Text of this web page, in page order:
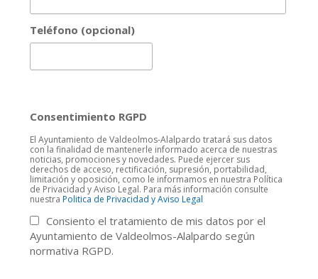
Teléfono (opcional)
Consentimiento RGPD
El Ayuntamiento de Valdeolmos-Alalpardo tratará sus datos
con la finalidad de mantenerle informado acerca de nuestras
noticias, promociones y novedades. Puede ejercer sus
derechos de acceso, rectificación, supresión, portabilidad,
limitación y oposición, como le informamos en nuestra Política
de Privacidad y Aviso Legal. Para más información consulte
nuestra Politica de Privacidad y Aviso Legal
Consiento el tratamiento de mis datos por el
Ayuntamiento de Valdeolmos-Alalpardo según
normativa RGPD.